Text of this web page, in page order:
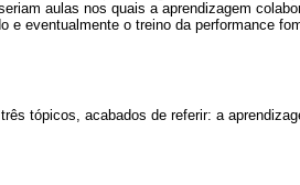
aulas nos quais a aprendizagem
e eventualmente o treino da performance
tópicos, acabados de referir: a